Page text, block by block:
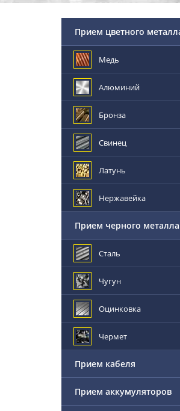
Прием цветного
Медь
Алюминий
Бронза
Свинец
Латунь
Нержавейка
Прием черного металла
Сталь
Чугун
Оцинковка
Чермет
Прием кабеля
Прием аккумуляторов